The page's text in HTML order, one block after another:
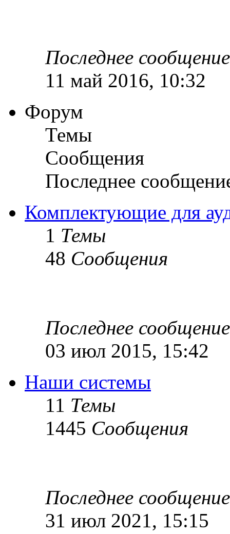
Последнее сообщение
11 май 2016, 10:32
Форум
Темы
Сообщения
Последнее
Комплектующие для
1 Темы
48 Сообщения
Последнее сообщение
03 июл 2015, 15:42
Наши системы
11 Темы
1445 Сообщения
Последнее сообщение
31 июл 2021, 15:15